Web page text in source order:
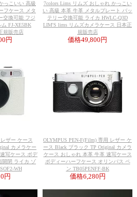
っこいい 高級
フケース メタ
交換可能 フジ
FJ-XE5BK
規販売店
円
7colors Lims リムズ おしゃれ かっこい
い 高級 本革 牛革 メタルプレート バッ
テリー交換可能 ライカ HWLC-Q3D
LIM'S lims リムズカメラケース 日本正
規販売店
価格49,800円
ザー ケース
カメラケー
写ケース ボデ
開閉 ライカ ゾ
WH
円
OLYMPUS PEN-F(Film) 専用 レザー ケ
ース Black ブラック TP Original カメラ
ケース おしゃれ 本革 牛革 速写ケース
ボディーハーフケース オリンパス ペ
ン TB05PENFF-BK
価格6,280円